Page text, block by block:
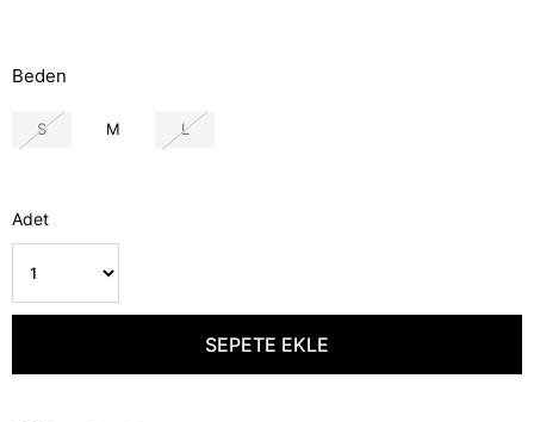
Beden
S M L
Adet